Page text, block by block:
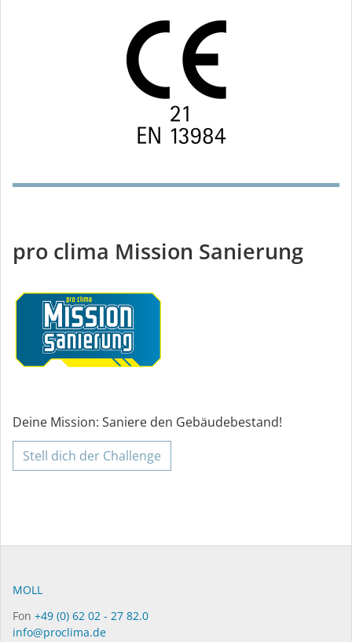
pro clima Mission Sanierung
Deine Mission: Saniere den Gebäudebestand!
Stell dich der Challenge
MOLL
Fon +49 (0) 62 02 - 27 82.0
info@proclima.de